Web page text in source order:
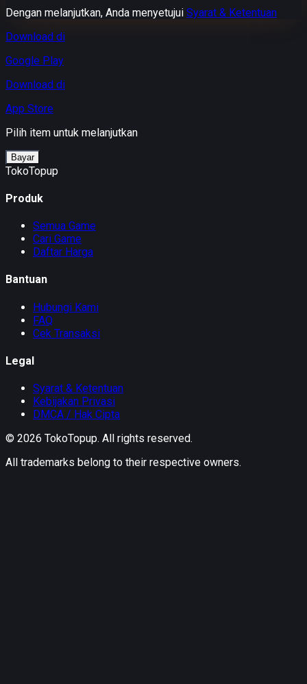
Dengan melanjutkan, Anda menyetujui Syarat & Ketentuan
Download di
Google Play
Download di
App Store
Pilih item untuk melanjutkan
Bayar
TokoTopup
Produk
Semua Game
Cari Game
Daftar Harga
Bantuan
Hubungi Kami
FAQ
Cek Transaksi
Legal
Syarat & Ketentuan
Kebijakan Privasi
DMCA / Hak Cipta
© 2026 TokoTopup. All rights reserved.
All trademarks belong to their respective owners.